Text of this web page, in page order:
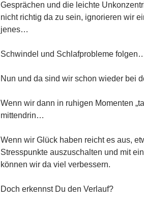
Gesprächen und die leichte
nicht richtig da zu sein, ignorieren wir
jenes…
Schwindel und Schlafprobleme
Nun und da sind wir schon wieder bei
Wenn wir dann in ruhigen Momenten
mittendrin…
Wenn wir Glück haben reicht es aus,
Stresspunkte auszuschalten und mit
können wir da viel verbessern.
Doch erkennst Du den Verlauf?